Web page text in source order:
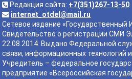
Редакция сайта: +7(351)267-13-50
internet_otdel@mail.ru
Сетевое издание «Государственный
Свидетельство о регистрации СМИ
22.08.2014. Выдано Федеральной
связи, информационных технологий
Учредитель – федеральное
предприятие «Всероссийская